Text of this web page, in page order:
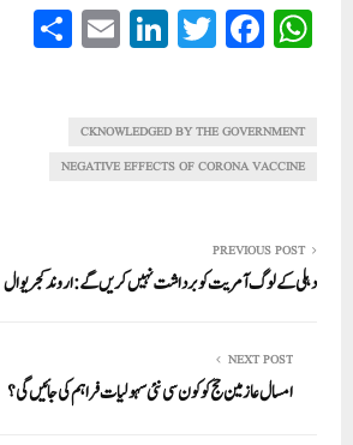
W
ha
A
pp
Fa
ce
ok
T
wi
r
Li
nk
In
E
m
CKNOWLEDGED BY THE GOVERNMENT
NEGATIVE EFFECTS OF CORONA VACCINE
PREVIOUS POST
دہلی کے لوگ آمریت کو برداشت نہیں کریں گے:اروند کجریوال
NEXT POST
امسال عازمین حج کو کون سی نئی سہولیات فراہم کی جائیں گی؟